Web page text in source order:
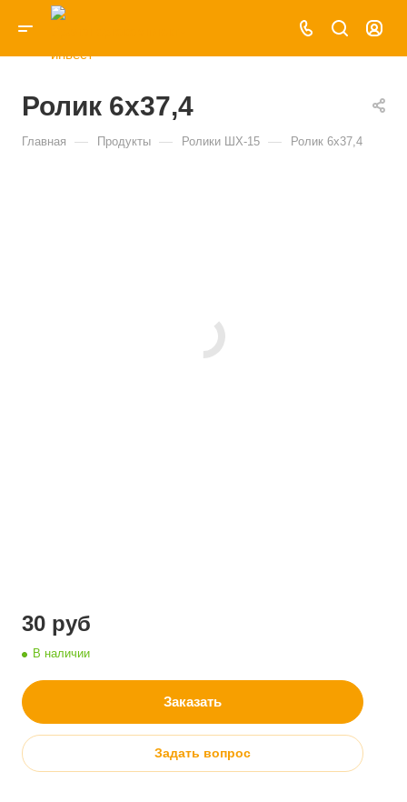
Ролик 6х37,4
Главная — Продукты — Ролики ШХ-15 — Ролик 6х37,4
30 руб
В наличии
Заказать
Задать вопрос